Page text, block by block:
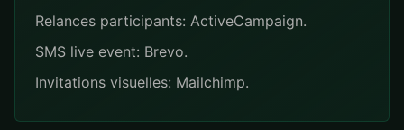
Relances participants: ActiveCampaign.
SMS live event: Brevo.
Invitations visuelles: Mailchimp.